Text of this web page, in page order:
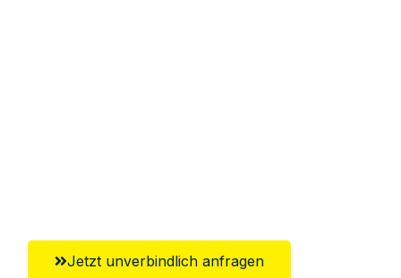
Jetzt unverbindlich anfragen